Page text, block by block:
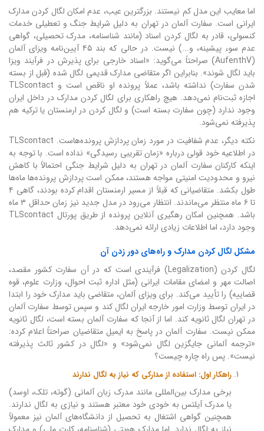
اما معایب این مدل کم نیستند. بزرگترین عیب، عدم امکان لگال کردن مدارک
ایرانی است. سفارت آلمان در تهران به دلیل شرایط جنگ و تعطیلی خدمات
کنسولی، قادر به لگال کردن اسناد (مانند شناسنامه، مدرک تحصیلی، گواهی
عدم سوء پیشینه، و...) نیست. در حالی که بند ۴۵ آیین‌نامه ویزای آلمان
(AufenthV) صراحتاً می‌گوید: «اسناد خارجی برای پذیرش در فرآیند ویزا
باید لگال شوند». بنابراین اگر متقاضی مدارک قدیمی لگال شده (قبل از بسته
شدن سفارت) نداشته باشد، عملاً پرونده او ناقص است و TLScontact
اجازه ثبت‌نام نمی‌دهد. هیچ راهکاری برای لگال کردن مدارک در داخل ایران
وجود ندارد (چون سفارت بسته است) و لگال کردن در ارمنستان یا ترکیه هم
پذیرفته نمی‌شود.
نکته دیگر، عدم شفافیت در مورد زمان پردازش پرونده‌هاست. TLScontact
در اطلاعیه خود قولی درباره «زمان تقریبی رسیدگی» نداده است. با توجه به
اینکه کارکنان سفارت آلمان در تهران به دلیل شرایط جنگی احتمالاً با کاهش
نیرو و محدودیت امنیتی مواجه هستند، ممکن است پردازش پرونده‌ها ماه‌ها
طول بکشد. متقاضیانی که قبلاً از مسیر ارمنستان اقدام کرده بودند، گاهی ۴
تا ۶ ماه منتظر می‌ماندند. انتظار می‌رود در مدل جدید نیز زمان حداقل ۳ ماه
باشد. همچنین امکان رهگیری آنلاین پرونده از طریق پورتال TLScontact
وجود دارد، اما اطلاعات زیادی ارائه نمی‌دهد.
مشکل لگال کردن مدارک و راه‌های دور زدن آن
لگال کردن (Legalization) فرآیندی است که در آن سفارت کشور مقصد،
اصالت مهر و امضای مقامات ایرانی (مثل اداره ثبت احوال، وزارت علوم، قوه
قضاییه) را تأیید می‌کند. برای ویزای آلمان، متقاضی باید مدارک خود را ابتدا
در ایران توسط وزارت امور خارجه ایران لگال کند و سپس توسط سفارت آلمان
در تهران لگال ثانویه کند. اما از آنجا که سفارت آلمان بسته است، لگال ثانویه
ممکن نیست. سفارت آلمان در پاسخ به ایمیل متقاضیان صراحتاً اعلام کرده:
«ترجمه آلمانی جایگزین لگال نمی‌شود» و «لگال در کشور ثالث پذیرفته
نیست». پس راه چاره چیست؟
راهکار اول: استفاده از مدارکی که نیاز به لگال ندارند
برخی مدارک بین‌المللی مانند مدرک زبان آلمانی (گوته، تلک، اوسد)
یا مدرک آیلتس به خودی خود معتبر هستند و نیازی به لگال ندارند.
همچنین گواهی اشتغال به تحصیل از دانشگاه‌های آلمان نیز معمولاً